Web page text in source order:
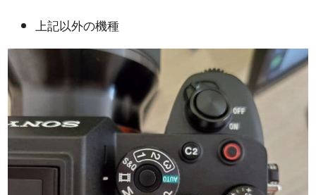
上記以外の機種